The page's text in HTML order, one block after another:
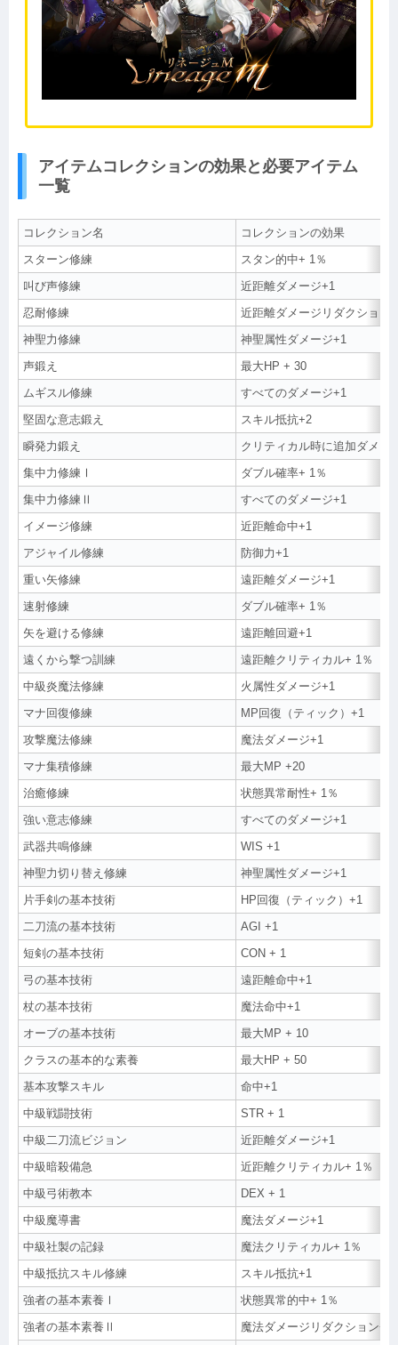
アイテムコレクションの効果と必要アイテム
一覧
コレクション名
コレクションの効果
スターン修練
スタン的中+ 1％
叫び声修練
近距離ダメージ+1
忍耐修練
近距離ダメージリダクション
神聖力修練
神聖属性ダメージ+1
声鍛え
最大HP + 30
ムギスル修練
すべてのダメージ+1
堅固な意志鍛え
スキル抵抗+2
瞬発力鍛え
クリティカル時に追加ダメー
集中力修練Ⅰ
ダブル確率+ 1％
集中力修練Ⅱ
すべてのダメージ+1
イメージ修練
近距離命中+1
アジャイル修練
防御力+1
重い矢修練
遠距離ダメージ+1
速射修練
ダブル確率+ 1％
矢を避ける修練
遠距離回避+1
遠くから撃つ訓練
遠距離クリティカル+ 1％
中級炎魔法修練
火属性ダメージ+1
マナ回復修練
MP回復（ティック）+1
攻撃魔法修練
魔法ダメージ+1
マナ集積修練
最大MP +20
治癒修練
状態異常耐性+ 1％
強い意志修練
すべてのダメージ+1
武器共鳴修練
WIS +1
神聖力切り替え修練
神聖属性ダメージ+1
片手剣の基本技術
HP回復（ティック）+1
二刀流の基本技術
AGI +1
短剣の基本技術
CON + 1
弓の基本技術
遠距離命中+1
杖の基本技術
魔法命中+1
オーブの基本技術
最大MP + 10
クラスの基本的な素養
最大HP + 50
基本攻撃スキル
命中+1
中級戦闘技術
STR + 1
中級二刀流ビジョン
近距離ダメージ+1
中級暗殺備急
近距離クリティカル+ 1％
中級弓術教本
DEX + 1
中級魔導書
魔法ダメージ+1
中級社製の記録
魔法クリティカル+ 1％
中級抵抗スキル修練
スキル抵抗+1
強者の基本素養Ⅰ
状態異常的中+ 1％
強者の基本素養Ⅱ
魔法ダメージリダクション+1